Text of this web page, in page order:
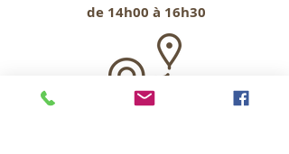
de 14h00 à 16h30